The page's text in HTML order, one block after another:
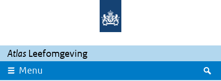
Overslaan en naar de inhoud gaan
Atlas Leefomgeving
Menu